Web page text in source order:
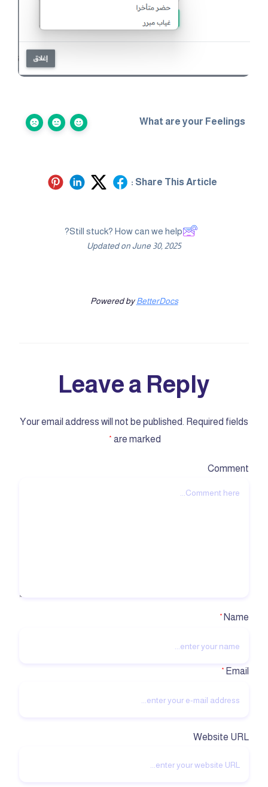
What are your Feelings
Share This Article :
Still stuck? How can we help?
Updated on June 30, 2025
Powered byBetterDocs
Leave a Reply
Your email address will not be published. Required fields
are marked
*
Comment
Name
*
Email
*
Website URL